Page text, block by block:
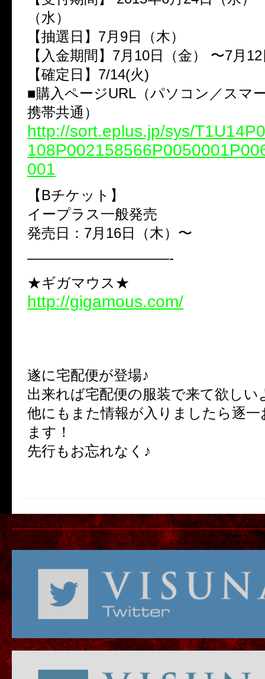
（水）
【抽選日】7月9日（木）
【入金期間】7月10日（金） 〜7月
【確定日】7/14(火)
■購入ページURL（パソコン／スマ
携帯共通）
http://sort.eplus.jp/sys/
001
【Bチケット】
イープラス一般発売
発売日：7月16日（木）〜
——————————-
★ギガマウス★
http://gigamous.com/
遂に宅配便が登場♪
出来れば宅配便の服装で来て欲し
他にもまた情報が入りましたら逐
ます！
先行もお忘れなく♪